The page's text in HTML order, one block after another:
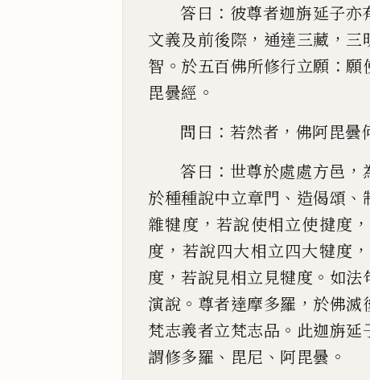
答曰 ： 彼尊者迦旃延子亦
文義及前後際 ， 通達三藏 ， 三
智 。 於五百佛所修行立願 ： 願
毘曇經 。
問曰 ： 若然者 ， 佛阿毘曇
答曰 ： 世尊於處處方邑 ，
於種種說中立章門 、 造偈頌 、
雜犍度 ，若說使相立使揵度 ，
度 ， 若說四大相立四大犍度 ，
度 ，若說見相立見犍度 。 如法
演說 。 尊者達摩多羅 ， 於佛滅
梵志義者立梵志品 。 此迦旃延
謂修多羅 、 毘尼 、 阿毘曇 。